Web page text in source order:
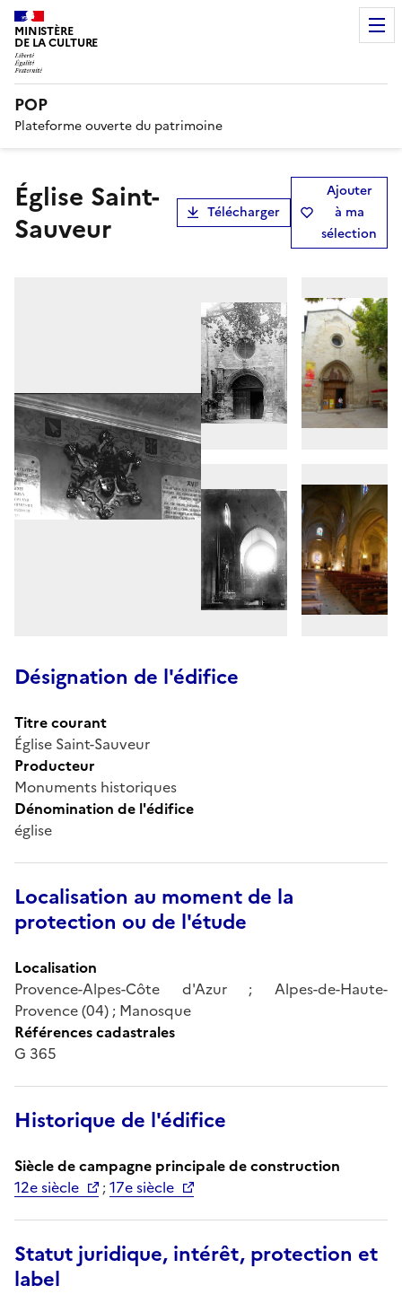
MINISTÈRE
DE LA CULTURE
POP
Plateforme ouverte du patrimoine
Église Saint-
Sauveur
Télécharger
Ajouter
à ma
sélection
Désignation de l'édifice
Titre courant
Église Saint-Sauveur
Producteur
Monuments historiques
Dénomination de l'édifice
église
Localisation au moment de la
protection ou de l'étude
Localisation
Provence-Alpes-Côte d'Azur ; Alpes-de-Haute-
Provence (04) ; Manosque
Références cadastrales
G 365
Historique de l'édifice
Siècle de campagne principale de construction
12e siècle
;17e siècle
Statut juridique, intérêt, protection et
label